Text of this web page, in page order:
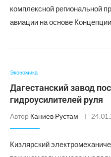
комплексной региональной
авиации на основе
Экономика
Дагестанский завод
гидроусилителей руля
Автор Каниев Рустам
Кизлярский